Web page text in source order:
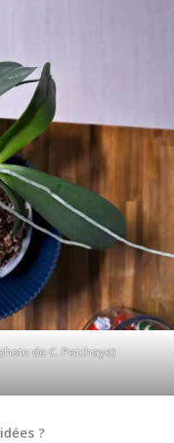
de C. Petchaye)
?